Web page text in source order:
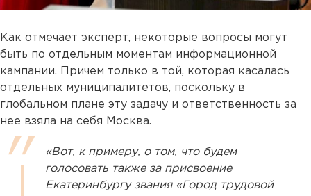
Как отмечает эксперт, некоторые вопросы могут
быть по отдельным моментам информационной
кампании. Причем только в той, которая касалась
отдельных муниципалитетов, поскольку в
глобальном плане эту задачу и ответственность за
нее взяла на себя Москва.
«Вот, к примеру, о том, что будем
голосовать также за присвоение
Екатеринбургу звания «Город трудовой